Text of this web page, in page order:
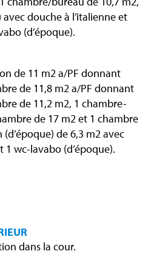
avec douche à l’italienne et
(d’époque).
de 11 m2 a/PF donnant
de 11,8 m2 a/PF donnant
de 11,2 m2, 1 chambre-
de 17 m2 et 1 chambre
de 6,3 m2 avec
wc-lavabo (d’époque).
dans la cour.